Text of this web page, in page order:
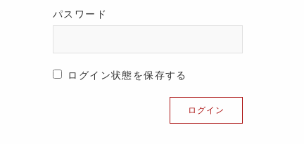
パスワード
ログイン状態を保存する